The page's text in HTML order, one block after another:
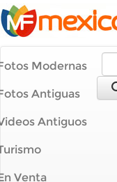
Modernas
Antiguas
Antiguos
Venta